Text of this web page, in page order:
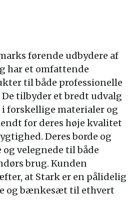
førende udbydere af
har et omfattende
til både professionelle
tilbyder et bredt udvalg
forskellige materialer og
for deres høje kvalitet
Deres borde og
velegnede til både
brug. Kunden
at Stark er en pålidelig
og bænkesæt til ethvert